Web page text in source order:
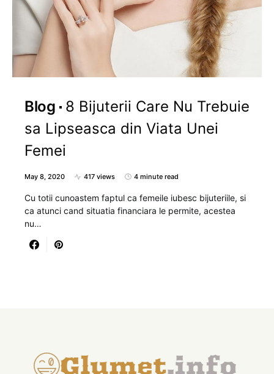
Blog
8 Bijuterii Care Nu Trebuie
sa Lipseasca din Viata Unei
Femei
May 8, 2020 417 views 4 minute read
Cu totii cunoastem faptul ca femeile iubesc bijuteriile, si
ca atunci cand situatia financiara le permite, acestea
nu…